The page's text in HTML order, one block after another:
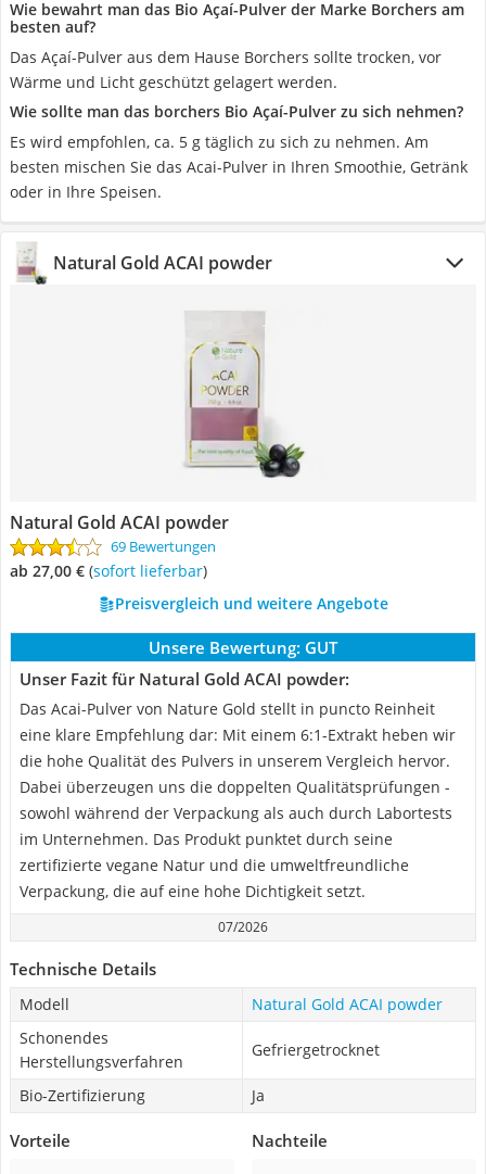
Wie bewahrt man das Bio Açaí-Pulver der Marke Borchers am
besten auf?
Das Açaí-Pulver aus dem Hause Borchers sollte trocken, vor
Wärme und Licht geschützt gelagert werden.
Wie sollte man das borchers Bio Açaí-Pulver zu sich nehmen?
Es wird empfohlen, ca. 5 g täglich zu sich zu nehmen. Am
besten mischen Sie das Acai-Pulver in Ihren Smoothie, Getränk
oder in Ihre Speisen.
Natural Gold ACAI powder
Natural Gold ACAI powder
69 Bewertungen
ab 27,00 € ( Sofort lieferbar)
Preisvergleich und weitere Angebote
Unsere Bewertung: GUT
Unser Fazit für Natural Gold ACAI powder:
Das Acai-Pulver von Nature Gold stellt in puncto Reinheit
eine klare Empfehlung dar: Mit einem 6:1-Extrakt heben wir
die hohe Qualität des Pulvers in unserem Vergleich hervor.
Dabei überzeugen uns die doppelten Qualitätsprüfungen -
sowohl während der Verpackung als auch durch Labortests
im Unternehmen. Das Produkt punktet durch seine
zertifizierte vegane Natur und die umweltfreundliche
Verpackung, die auf eine hohe Dichtigkeit setzt.
07/2026
Technische Details
Modell
Natural Gold ACAI powder
Schonendes
Herstellungsverfahren
Gefriergetrocknet
Bio-Zertifizierung Ja
Vorteile Nachteile